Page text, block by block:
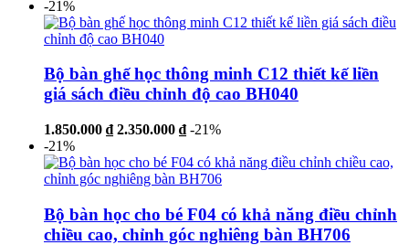
-21%
Bộ bàn ghế học thông minh C12 thiết kế liền
giá sách điều chỉnh độ cao BH040
1.850.000 ₫ 2.350.000 ₫ -21%
-21%
Bộ bàn học cho bé F04 có khả năng điều chỉnh
chiều cao, chỉnh góc nghiêng bàn BH706